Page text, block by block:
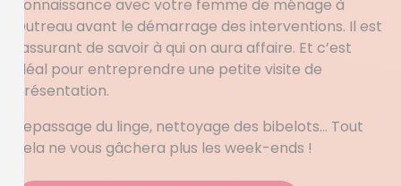
connaissance avec votre femme de ménage à
Outreau avant le démarrage des interventions. Il est
rassurant de savoir à qui on aura affaire. Et c’est
idéal pour entreprendre une petite visite de
présentation.
Repassage du linge, nettoyage des bibelots… Tout
cela ne vous gâchera plus les week-ends !